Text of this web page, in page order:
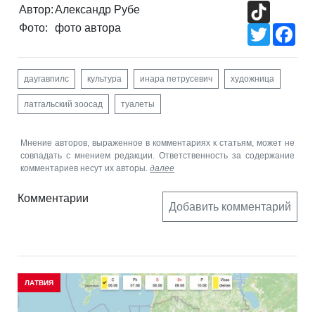
Автор:Александр Рубе
Фото:
фото автора
Twitter
даугавпилс культура инара петрусевич художница
латгальский зоосад туалеты
Мнение авторов, выраженное в комментариях к статьям, может не
совпадать с мнением редакции. Ответственность за содержание
комментариев несут их авторы. далее
Комментарии
Добавить комментарий
ЛАТВИЯ